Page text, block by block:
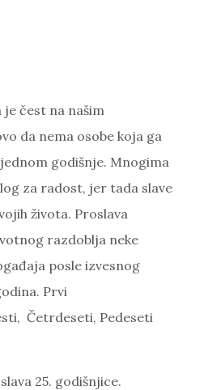
je čest na našim
da nema osobe koja ga
godišnje. Mnogima
za radost, jer tada slave
života. Proslava
razdoblja neke
posle izvesnog
Prvi
Četrdeseti, Pedeseti
25. godišnjice.